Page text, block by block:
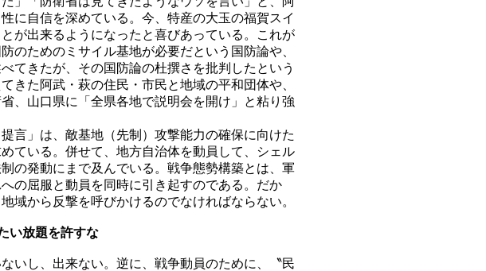
に自信を深めている。今、特産の大玉の福賀スイ
が出来るようになったと喜びあっている。これが
のためのミサイル基地が必要だという国防論や、
てきたが、その国防論の杜撰さを批判したという
きた阿武・萩の住民・市民と地域の平和団体や、
、山口県に「全県各地で説明会を開け」と粘り強
言」は、敵基地（先制）攻撃能力の確保に向けた
ている。併せて、地方自治体を動員して、シェル
の発動にまで及んでいる。戦争態勢構築とは、軍
の屈服と動員を同時に引き起すのである。だか
域から反撃を呼びかけるのでなければならない。
い放題を許すな
いし、出来ない。逆に、戦争動員のために、〝民